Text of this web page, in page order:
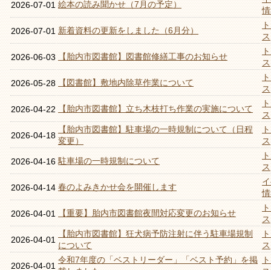
2026-07-01 絵本の読み聞かせ（7月の予定）
2026-07-01 新着資料の更新をしました（6月分）
ス
2026-06-03 【胎内市図書館】図書館修繕工事のお知らせ
ス
2026-05-28 【図書館】敷地内除草作業について
ス
2026-04-22 【胎内市図書館】立ち木枝打ち作業の実施について
ス
2026-04-18
【胎内市図書館】駐車場の一時規制について（日程
変更）
ス
2026-04-16 駐車場の一時規制について
ス
2026-04-14 春のよみきかせ会を開催します
2026-04-01 【重要】胎内市図書館夜間対応変更のお知らせ
ス
2026-04-01
【胎内市図書館】狂犬病予防注射に伴う駐車場規制
について
ス
2026-04-01
令和7年度の「ベストリーダー」「ベスト予約」を掲